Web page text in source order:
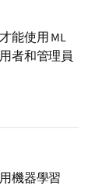
能使用 ML
者和管理員
機器學習